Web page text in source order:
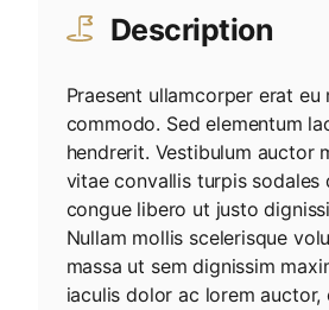
Description
Praesent ullamcorper erat eu
commodo. Sed elementum
hendrerit. Vestibulum auctor
vitae convallis turpis sodales
congue libero ut justo
Nullam mollis scelerisque
massa ut sem dignissim
iaculis dolor ac lorem auctor,